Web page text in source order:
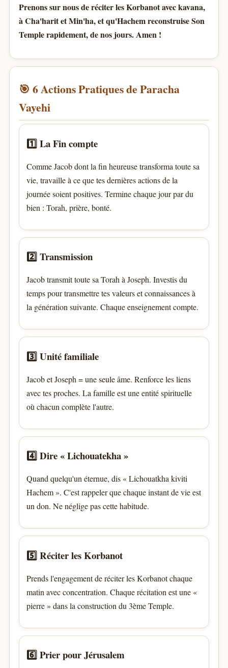
Prenons sur nous de réciter les Korbanot avec kavana,
à Cha'harit et Min'ha, et qu'Hachem reconstruise Son
Temple rapidement, de nos jours. Amen !
🎯 6 Actions Pratiques de Paracha
Vayehi
1️⃣ La Fin compte
Comme Jacob dont la fin heureuse transforma toute sa
vie, travaille à ce que tes dernières actions de la
journée soient positives. Termine chaque jour par du
bien : Torah, prière, bonté.
2️⃣ Transmission
Jacob transmit toute sa Torah à Joseph. Investis du
temps pour transmettre tes valeurs et connaissances à
la génération suivante. Chaque enseignement compte.
3️⃣ Unité familiale
Jacob et Joseph = une seule âme. Renforce les liens
avec tes proches. La famille est une entité spirituelle
où chacun complète l'autre.
4️⃣ Dire « Lichouatekha »
Quand quelqu'un éternue, dis « Lichouatkha kiviti
Hachem ». C'est rappeler que chaque instant de vie est
un don. Ne néglige pas cette habitude.
5️⃣ Réciter les Korbanot
Prends l'engagement de réciter les Korbanot chaque
matin avec concentration. Chaque récitation est une «
pierre » dans la construction du 3ème Temple.
6️⃣ Prier pour Jérusalem